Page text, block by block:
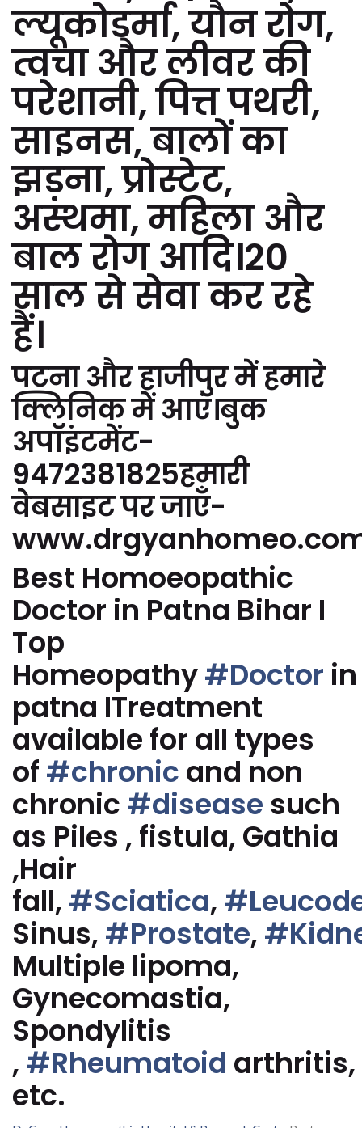
ल्यूकोडर्मा, यौन रोग,
त्वचा और लीवर की
परेशानी, पित्त पथरी,
साइनस, बालों का
झड़ना, प्रोस्टेट,
अस्थमा, महिला और
बाल रोग आदि।20
साल से सेवा कर रहे
हैं।
पटना और हाजीपुर में हमारे
क्लिनिक में आएं।बुक
अपॉइंटमेंट-
9472381825हमारी
वेबसाइट पर जाएँ-
Best Homoeopathic
Doctor in Patna Bihar I
Top
Homeopathy#Doctor in
patna ITreatment
available for all types
of #chronic and non
chronic #disease such
as Piles , fistula, Gathia
,Hair
fall, #Sciatica,
Sinus, #Prostate,
Multiple lipoma,
Gynecomastia,
Spondylitis
, #Rheumatoid arthritis,
etc.